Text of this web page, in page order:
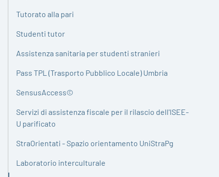
Tutorato alla pari
Studenti tutor
Assistenza sanitaria per studenti stranieri
Pass TPL (Trasporto Pubblico Locale) Umbria
SensusAccess©
Servizi di assistenza fiscale per il rilascio dell'ISEE-
U parificato
StraOrientati - Spazio orientamento UniStraPg
Laboratorio interculturale